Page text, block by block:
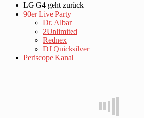
LG G4 geht zurück
90er Live Party
Dr. Alban
2Unlimited
Rednex
DJ Quicksilver
Periscope Kanal